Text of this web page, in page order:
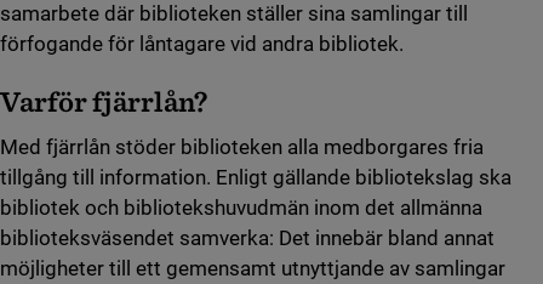
samarbete där biblioteken ställer sina samlingar till
förfogande för låntagare vid andra bibliotek.
Varför fjärrlån?
Med fjärrlån stöder biblioteken alla medborgares fria
tillgång till information. Enligt gällande bibliotekslag ska
bibliotek och bibliotekshuvudmän inom det allmänna
biblioteksväsendet samverka: Det innebär bland annat
möjligheter till ett gemensamt utnyttjande av samlingar